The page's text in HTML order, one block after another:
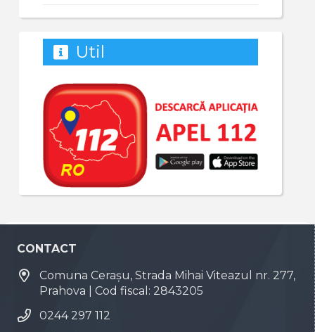
Util
CONTACT
Comuna Cerașu, Strada Mihai Viteazul nr. 277,
Prahova | Cod fiscal: 2843205
0244 297 112